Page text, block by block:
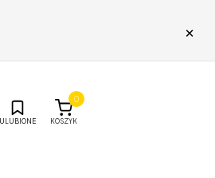
×
ULUBIONE KOSZYK
0